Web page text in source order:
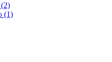
(2)
(1)